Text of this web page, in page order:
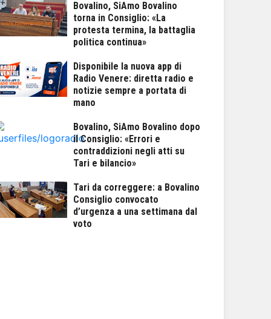
Bovalino, SiAmo Bovalino
torna in Consiglio: «La
protesta termina, la battaglia
politica continua»
Disponibile la nuova app di
Radio Venere: diretta radio e
notizie sempre a portata di
mano
Bovalino, SiAmo Bovalino dopo
il Consiglio: «Errori e
contraddizioni negli atti su
Tari e bilancio»
Tari da correggere: a Bovalino
Consiglio convocato
d’urgenza a una settimana dal
voto